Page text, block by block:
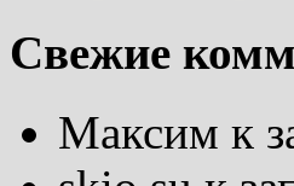
Свежие
Максим к